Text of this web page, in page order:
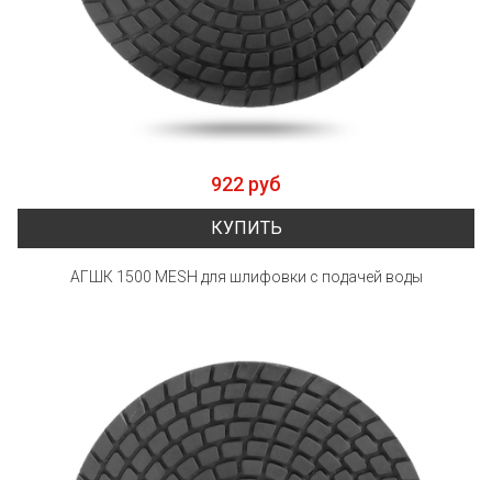
922 руб
КУПИТЬ
АГШК 1500 MESH для шлифовки с подачей воды